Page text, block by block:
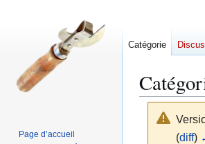
(diff)
Catégorie
Page d’accueil